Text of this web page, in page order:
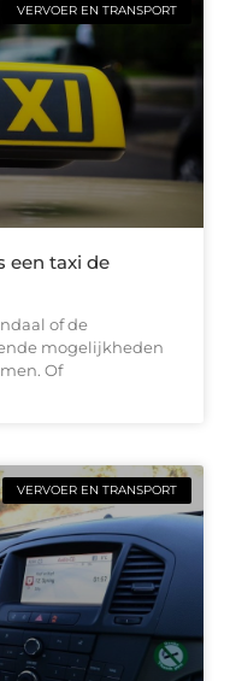
VERVOER EN TRANSPORT
een taxi de
of de
mogelijkheden
Of
VERVOER EN TRANSPORT